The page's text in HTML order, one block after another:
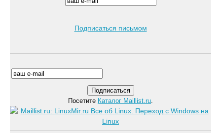
Подписаться письмом
Посетите Каталог Maillist.ru.